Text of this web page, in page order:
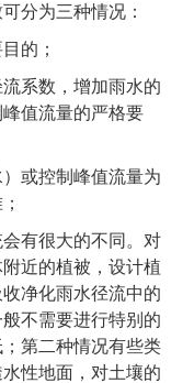
分为三种情况：
的；
系数，增加雨水的
值流量的严格要
或控制峰值流量为
有很大的不同。对
近的植被，设计植
净化雨水径流中的
不需要进行特别的
第二种情况有些类
性地面，对土壤的